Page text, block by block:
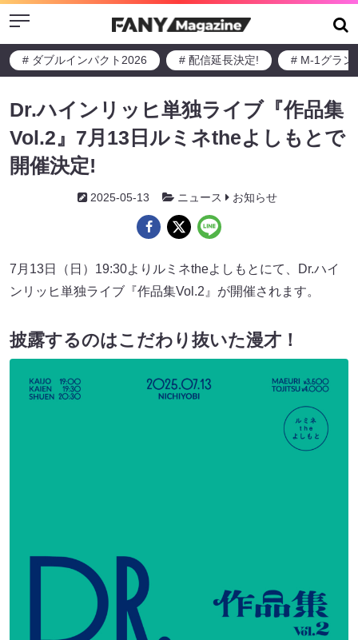
Menu
# ダブルインパクト2026 # 配信延長決定! # M-1グラン
Dr.ハインリッヒ単独ライブ『作品集
Vol.2』7月13日ルミネtheよしもとで
開催決定!
2025-05-13 ニュース お知らせ
7月13日（日）19:30よりルミネtheよしもとにて、Dr.ハイ
ンリッヒ単独ライブ『作品集Vol.2』が開催されます。
披露するのはこだわり抜いた漫才！